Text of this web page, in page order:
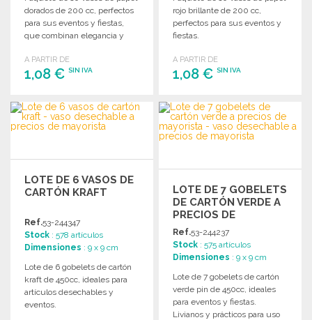
dorados de 200 cc, perfectos
para sus eventos y fiestas,
que combinan elegancia y
A PARTIR DE
1,08 € SIN IVA
PEDIR
Solicitar un presupuesto
rojo brillante de 200 cc,
perfectos para sus eventos y
fiestas.
A PARTIR DE
1,08 €SIN IVA
PEDIR
Solicitar un presupuesto
LOTE DE 6 VASOS DE
CARTÓN KRAFT
Ref.53-244347
Stock : 578 artículos
Dimensiones : 9 x 9 cm
Lote de 6 gobelets de cartón
kraft de 450cc, ideales para
artículos desechables y
eventos.
LOTE DE 7 GOBELETS
DE CARTÓN VERDE A
PRECIOS DE
MAYORISTA
Ref.53-244237
Stock : 575 artículos
Dimensiones : 9 x 9 cm
Lote de 7 gobelets de cartón
verde pin de 450cc, ideales
para eventos y fiestas.
Livianos y prácticos para uso